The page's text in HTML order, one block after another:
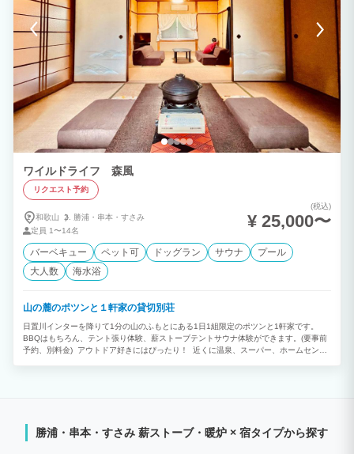
ワイルドライフ 森風
リクエスト予約
和歌山 勝浦・ 串本・ すさみ
定員 1〜14名
(税込)
¥ 25,000〜
バーベキュー ペット可 ドッグラン サウナ
プール
大人数
海水浴
山の麓のポツンと１軒家の貸切別荘
日置川インターを降りて1分の山のふもとにある1日1組限定のポツンと1軒家です。
BBQはもちろん、テント張り体験、薪ストーブテントサウナ体験ができます。(要事前
予約、別料金) アウトドア好きにはぴったり！ 近くに温泉、スーパー、ホームセンタ
勝浦・串本・すさみ 薪ストーブ・暖炉 × 宿タイプから探す